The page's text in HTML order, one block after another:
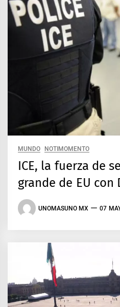
MUNDO NOTIMOMENTO
ICE, la fuerza de
grande de EU con
UNOMASUNO MX 07